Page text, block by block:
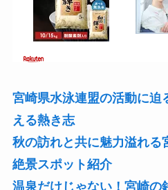
宮崎県水泳連盟の活動に迫
える熱き志
秋の訪れと共に魅力溢れる
絶景スポット紹介
温泉だけじゃない！宮崎の